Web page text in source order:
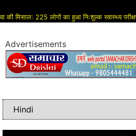
225 लोगों का हुआ निःशुल्क स्वास्थ्य परीक्षण
Advertisements